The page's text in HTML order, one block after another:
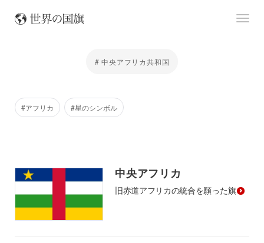
# 中央アフリカ共和国
#アフリカ #星のシンボル
中央アフリカ
旧赤道アフリカの統合を願った旗